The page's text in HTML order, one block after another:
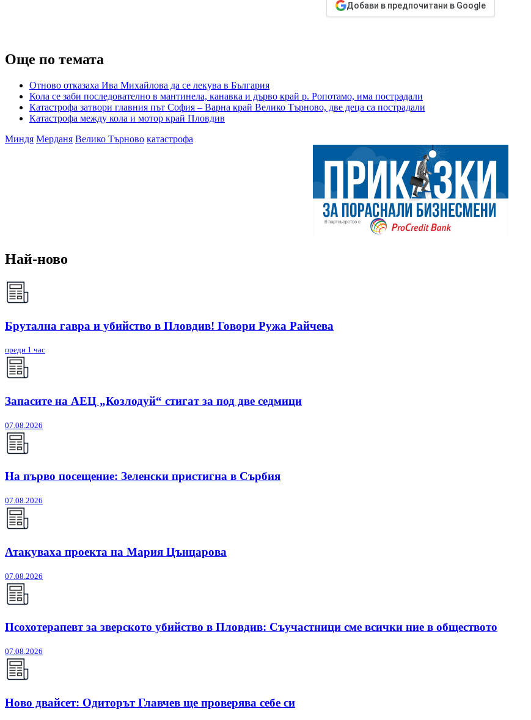
Добави в предпочитани в Google
Още по темата
Отново отказаха Ива Михайлова да се лекува в България
Кола се заби последователно в мантинела, канавка и дърво край р. Ропотамо, има пострадали
Катастрофа затвори главния път София – Варна край Велико Търново, две деца са пострадали
Катастрофа между кола и мотор край Пловдив
Миндя Мерданя Велико Търново катастрофа
Най-ново
Брутална гавра и убийство в Пловдив! Говори Ружа Райчева
преди 1 час
Запасите на АЕЦ „Козлодуй“ стигат за под две седмици
07.08.2026
На първо посещение: Зеленски пристигна в Сърбия
07.08.2026
Атакуваха проекта на Мария Цънцарова
07.08.2026
Псохотерапевт за зверското убийство в Пловдив: Съучастници сме всички ние в обществото
07.08.2026
Ново двайсет: Одиторът Главчев ще проверява себе си